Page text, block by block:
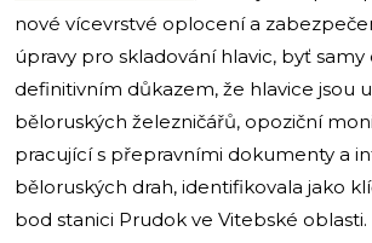
nové vícevrstvé oplocení a
úpravy pro skladování hlavic, byť samy
definitivním důkazem, že hlavice jsou
běloruských železničářů, opoziční
pracující s přepravními dokumenty a
běloruských drah, identifikovala jako
bod stanici Prudok ve Vitebské oblasti.